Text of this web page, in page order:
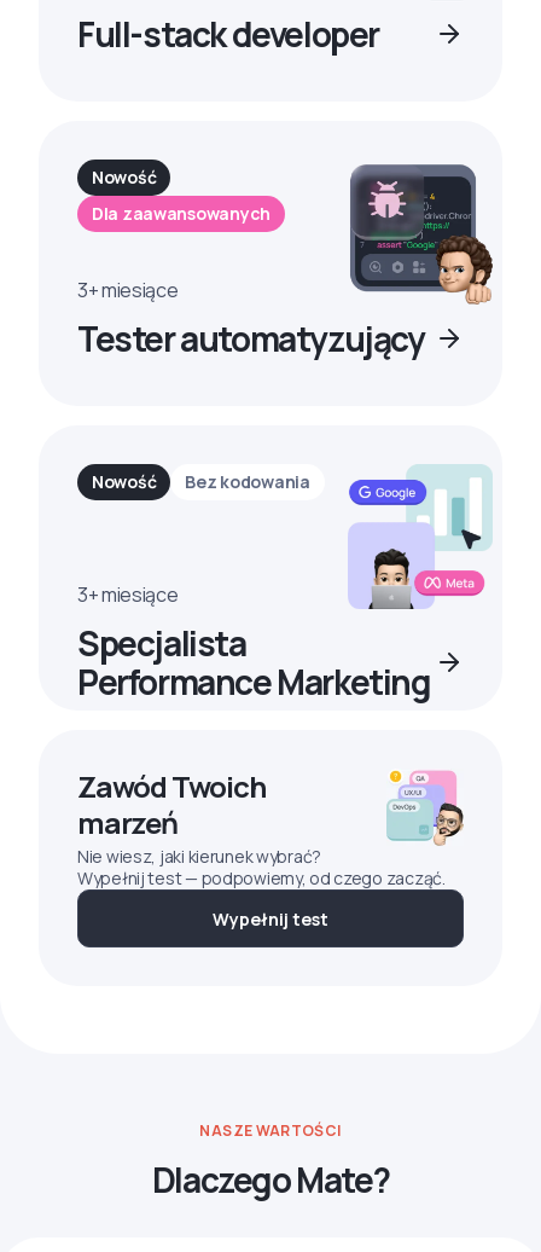
Full-stack developer
Nowość
Dla zaawansowanych
3+ miesiące
Tester automatyzujący
Nowość Bez kodowania
3+ miesiące
Specjalista
Performance Marketing
Zawód Twoich
marzeń
Nie wiesz, jaki kierunek wybrać?
Wypełnij test — podpowiemy, od czego zacząć.
Wypełnij test
NASZE WARTOŚCI
Dlaczego Mate?